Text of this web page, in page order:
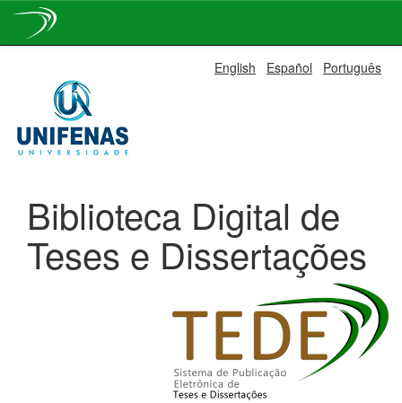
navigation
English Español Português
Biblioteca Digital de
Teses e Dissertações